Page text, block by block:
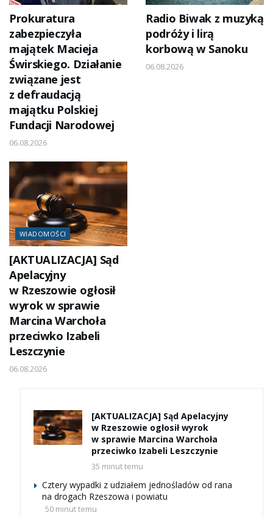
Prokuratura
zabezpieczyła
majątek Macieja
Świrskiego. Działanie
związane jest
z defraudacją
majątku Polskiej
Fundacji Narodowej
06.08.2026
Radio Biwak z muzyką
podróży i lirą
korbową w Sanoku
06.08.2026
WIADOMOŚCI
[AKTUALIZACJA] Sąd
Apelacyjny
w Rzeszowie ogłosił
wyrok w sprawie
Marcina Warchoła
przeciwko Izabeli
Leszczynie
06.08.2026
[AKTUALIZACJA] Sąd Apelacyjny
w Rzeszowie ogłosił wyrok
w sprawie Marcina Warchoła
przeciwko Izabeli Leszczynie
35 minut temu
Cztery wypadki z udziałem jednośladów od rana
na drogach Rzeszowa i powiatu
50 minut temu